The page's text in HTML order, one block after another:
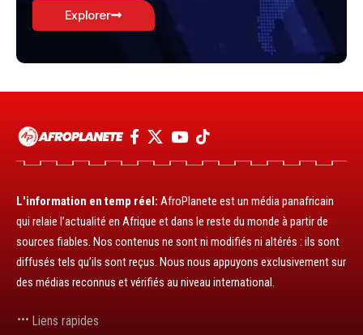
Explorer
L'information en temp réel: AfroPlanete est un média panafricain
qui relaie l’actualité en Afrique et dans le reste du monde à partir de
sources fiables. Nos contenus ne sont ni modifiés ni altérés : ils sont
diffusés tels qu’ils sont reçus. Nous nous appuyons exclusivement sur
des médias reconnus et vérifiés au niveau international.
Liens rapides